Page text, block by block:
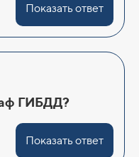
Показать ответ
ГИБДД?
Показать ответ